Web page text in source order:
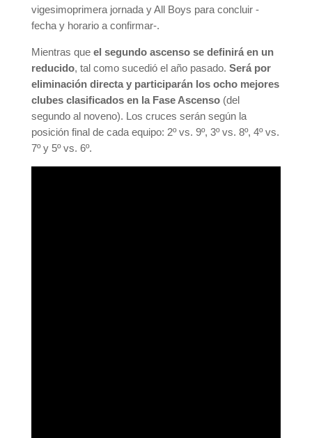
vigesimoprimera jornada y All Boys para concluir -
fecha y horario a confirmar-.
Mientras que el segundo ascenso se definirá en un
reducido, tal como sucedió el año pasado. Será por
eliminación directa y participarán los ocho mejores
clubes clasificados en la Fase Ascenso(del
segundo al noveno). Los cruces serán según la
posición final de cada equipo: 2º vs. 9º, 3º vs. 8º, 4º vs.
7º y 5º vs. 6º.